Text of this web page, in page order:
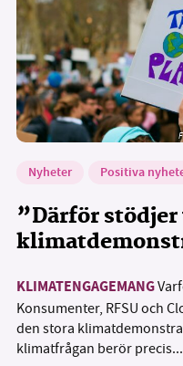
Nyheter Positiva
”Därför
KLIMATENGAGEMANG
Konsumenter, RFSU och
den stora
klimatfrågan berör precis...